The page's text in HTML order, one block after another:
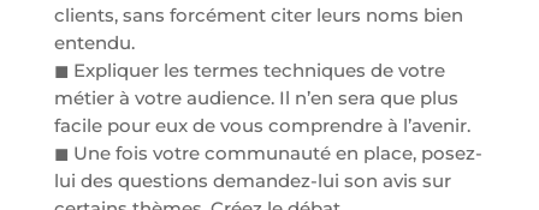
clients, sans forcément citer leurs noms bien
entendu.
◼ Expliquer les termes techniques de votre
métier à votre audience. Il n’en sera que plus
facile pour eux de vous comprendre à l’avenir.
◼ Une fois votre communauté en place, posez-
lui des questions demandez-lui son avis sur